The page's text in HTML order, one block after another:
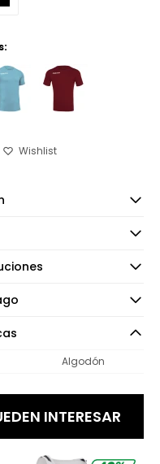
Algodón
INTERESAR